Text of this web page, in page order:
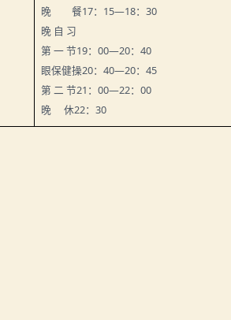
晚 餐17： 15—18：30
晚 自 习
第 一节19：00—20：40
眼保健操20：40—20：45
第 二 节21 ：00—22：00
晚
休22：30